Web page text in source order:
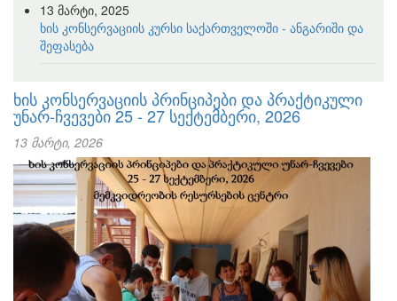
13 მარტი, 2025
ხის კონსერვაციის კურსი საქართველოში - ანგარიში და
შეფასება
ხის კონსერვაციის პრინციპები და პრაქტიკული
უნარ-ჩვევები 25 - 27 სექტემბერი, 2026
13 მარტი, 2026